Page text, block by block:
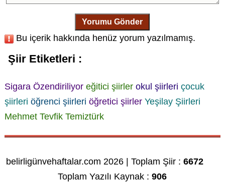
Yorumu Gönder
Bu içerik hakkında henüz yorum yazılmamış.
Şiir Etiketleri :
Sigara Özendiriliyor eğitici şiirler okul şiirleri çocuk
şiirleri öğrenci şiirleri öğretici şiirler Yeşilay Şiirleri
Mehmet Tevfik Temiztürk
belirligünvehaftalar.com 2026 | Toplam Şiir :6672
Toplam Yazılı Kaynak :906